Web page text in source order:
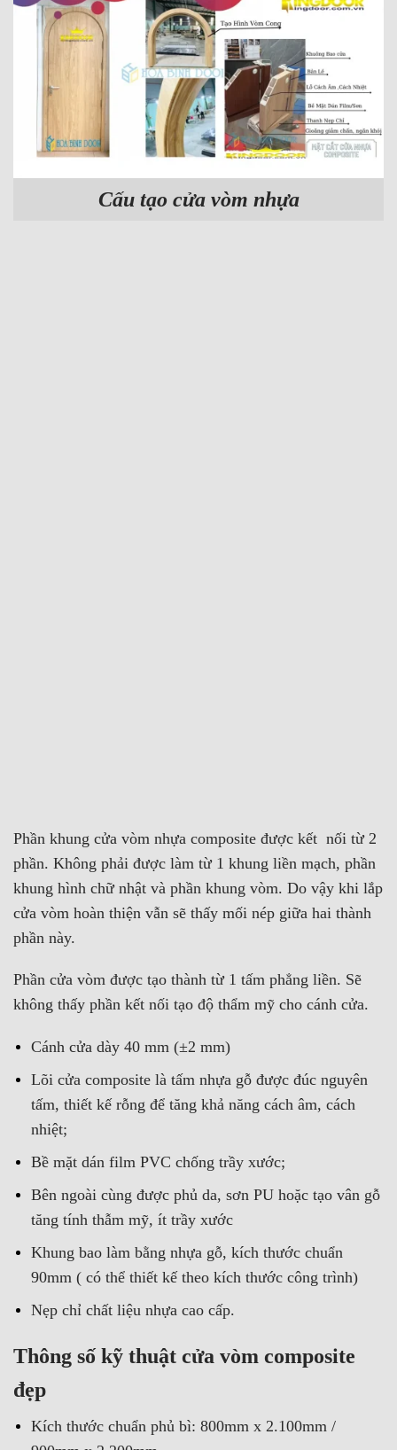
Cấu tạo cửa vòm nhựa
Phần khung cửa vòm nhựa composite được kết nối từ 2
phần. Không phải được làm từ 1 khung liền mạch, phần
khung hình chữ nhật và phần khung vòm. Do vậy khi lắp
cửa vòm hoàn thiện vẫn sẽ thấy mối nép giữa hai thành
phần này.
Phần cửa vòm được tạo thành từ 1 tấm phẳng liền. Sẽ
không thấy phần kết nối tạo độ thẩm mỹ cho cánh cửa.
Cánh cửa dày 40 mm (±2 mm)
Lõi cửa composite là tấm nhựa gỗ được đúc nguyên
tấm, thiết kế rỗng để tăng khả năng cách âm, cách
nhiệt;
Bề mặt dán film PVC chống trầy xước;
Bên ngoài cùng được phủ da, sơn PU hoặc tạo vân gỗ
tăng tính thẫm mỹ, ít trầy xước
Khung bao làm bằng nhựa gỗ, kích thước chuẩn
90mm ( có thể thiết kế theo kích thước công trình)
Nẹp chỉ chất liệu nhựa cao cấp.
Thông số kỹ thuật cửa vòm composite
đẹp
Kích thước chuẩn phủ bì: 800mm x 2.100mm /